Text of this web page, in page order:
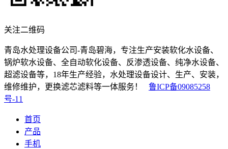
关注二维码
青岛水处理设备公司-青岛碧海，专注生产安装软化水设备、
锅炉软水设备、全自动软化设备、反渗透设备、纯净水设备、
超滤设备等，18年生产经验，水处理设备设计、生产、安装，
维修维护，更换滤芯滤料等一体服务！ 鲁ICP备09085258
号-11
首页
产品
手机